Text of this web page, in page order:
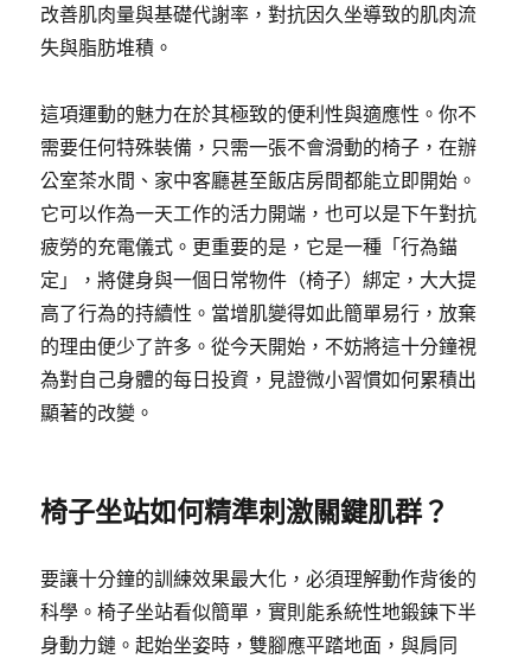
改善肌肉量與基礎代謝率，對抗因久坐導致的肌肉流
失與脂肪堆積。
這項運動的魅力在於其極致的便利性與適應性。你不
需要任何特殊裝備，只需一張不會滑動的椅子，在辦
公室茶水間、家中客廳甚至飯店房間都能立即開始。
它可以作為一天工作的活力開端，也可以是下午對抗
疲勞的充電儀式。更重要的是，它是一種「行為錨
定」，將健身與一個日常物件（椅子）綁定，大大提
高了行為的持續性。當增肌變得如此簡單易行，放棄
的理由便少了許多。從今天開始，不妨將這十分鐘視
為對自己身體的每日投資，見證微小習慣如何累積出
顯著的改變。
椅子坐站如何精準刺激關鍵肌群？
要讓十分鐘的訓練效果最大化，必須理解動作背後的
科學。椅子坐站看似簡單，實則能系統性地鍛鍊下半
身動力鏈。起始坐姿時，雙腳應平踏地面，與肩同